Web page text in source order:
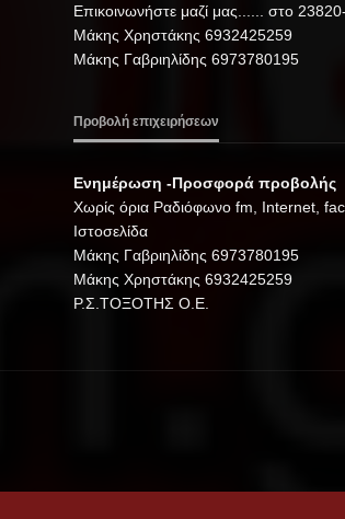
Επικοινωνήστε μαζί μας...... στο
Μάκης Χρηστάκης 6932425259
Μάκης Γαβριηλίδης 6973780195
Προβολή επιχειρήσεων
Ενημέρωση -Προσφορά προβολής
Xωρίς όρια Ραδιόφωνο fm, Internet,
Ιστοσελίδα
Μάκης Γαβριηλίδης 6973780195
Μάκης Χρηστάκης 6932425259
Ρ.Σ.ΤΟΞΟΤΗΣ Ο.Ε.